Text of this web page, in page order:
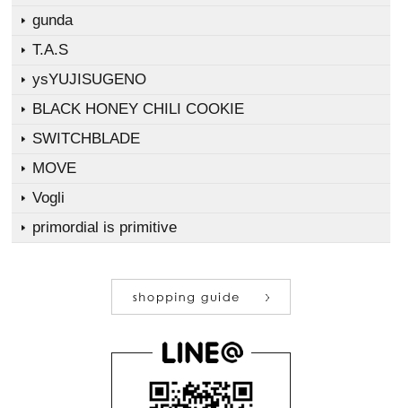
gunda
T.A.S
ysYUJISUGENO
BLACK HONEY CHILI COOKIE
SWITCHBLADE
MOVE
Vogli
primordial is primitive